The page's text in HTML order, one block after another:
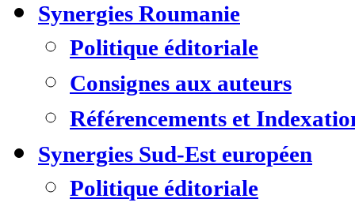
Synergies Roumanie
Politique éditoriale
Consignes aux auteurs
Référencements et
Synergies Sud-Est européen
Politique éditoriale